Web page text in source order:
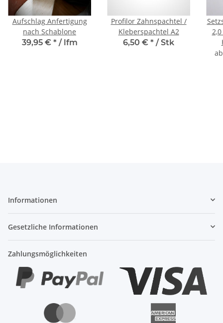
Aufschlag Anfertigung
nach Schablone
39,95 € */ lfm
Profilor Zahnspachtel /
Kleberspachtel A2
6,50 € * / Stk
Informationen
Gesetzliche Informationen
Zahlungsmöglichkeiten